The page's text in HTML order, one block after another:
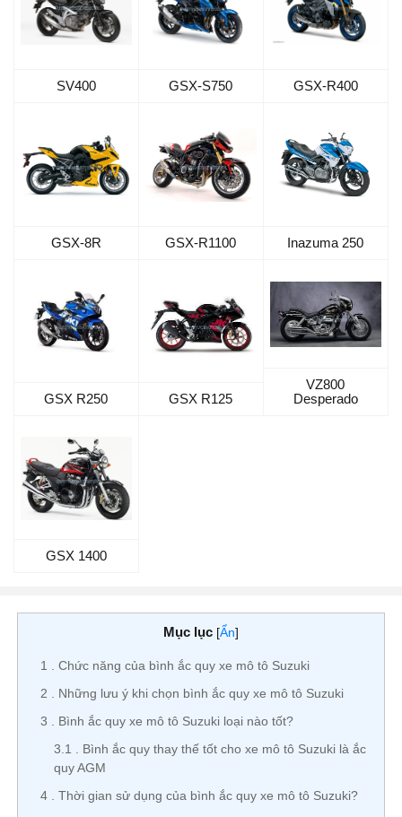
SV400 GSX-S750 GSX-R400
GSX-8R GSX-R1100 Inazuma 250
GSX R250 GSX R125
VZ800
Desperado
GSX 1400
Mục lục [Ẩn]
1
Chức năng của bình ắc quy xe mô tô Suzuki
2
Những lưu ý khi chọn bình ắc quy xe mô tô Suzuki
3
Bình ắc quy xe mô tô Suzuki loại nào tốt?
3.1
Bình ắc quy thay thế tốt cho xe mô tô Suzuki là ắc
quy AGM
4
Thời gian sử dụng của bình ắc quy xe mô tô Suzuki?